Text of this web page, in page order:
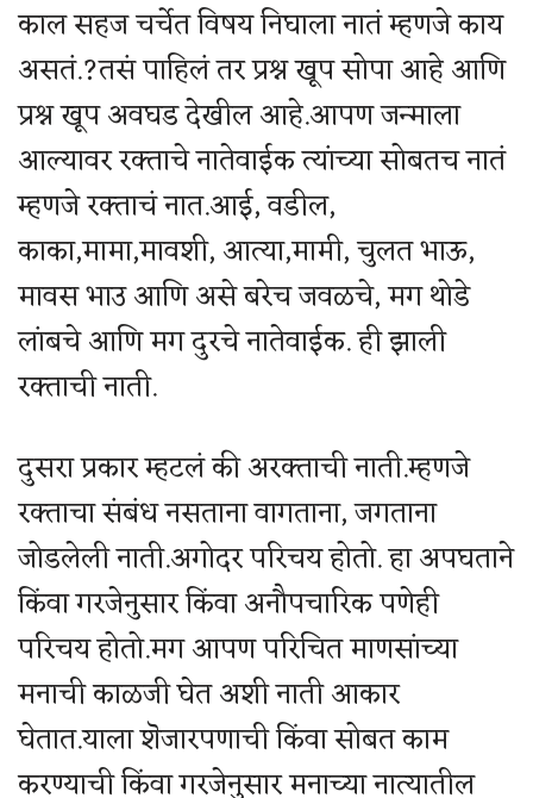
काल सहज चर्चेत विषय निघाला नातं म्हणजे काय
असतं.?तसं पाहिलं तर प्रश्न खूप सोपा आहे आणि
प्रश्न खूप अवघड देखील आहे.आपण जन्माला
आल्यावर रक्ताचे नातेवाईक त्यांच्या सोबतच नातं
म्हणजे रक्ताचं नात.आई, वडील,
काका,मामा,मावशी, आत्या,मामी, चुलत भाऊ,
मावस भाउ आणि असे बरेच जवळचे, मग थोडे
लांबचे आणि मग दुरचे नातेवाईक. ही झाली
रक्ताची नाती.
दुसरा प्रकार म्हटलं की अरक्ताची नाती.म्हणजे
रक्ताचा संबंध नसताना वागताना, जगताना
जोडलेली नाती.अगोदर परिचय होतो. हा अपघताने
किंवा गरजेनुसार किंवा अनौपचारिक पणेही
परिचय होतो.मग आपण परिचित माणसांच्या
मनाची काळजी घेत अशी नाती आकार
घेतात.याला शॆजारपणाची किंवा सोबत काम
करण्याची किंवा गरजेनुसार मनाच्या नात्यातील